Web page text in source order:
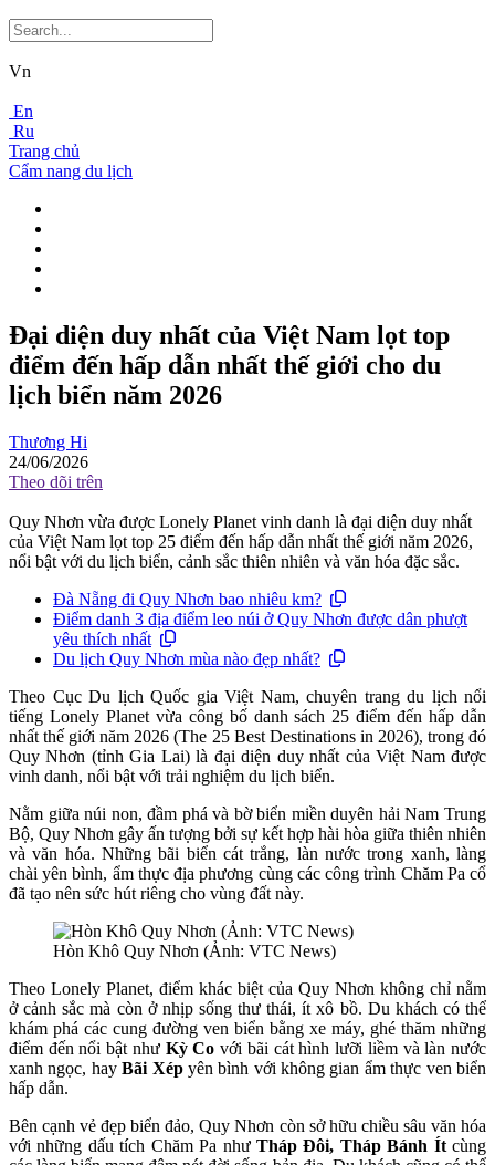
Vn
En
Ru
Trang chủ
Cẩm nang du lịch
Đại diện duy nhất của Việt Nam lọt top
điểm đến hấp dẫn nhất thế giới cho du
lịch biển năm 2026
Thương Hi
24/06/2026
Theo dõi trên
Quy Nhơn vừa được Lonely Planet vinh danh là đại diện duy nhất
của Việt Nam lọt top 25 điểm đến hấp dẫn nhất thế giới năm 2026,
nổi bật với du lịch biển, cảnh sắc thiên nhiên và văn hóa đặc sắc.
Đà Nẵng đi Quy Nhơn bao nhiêu km?
Điểm danh 3 địa điểm leo núi ở Quy Nhơn được dân phượt
yêu thích nhất
Du lịch Quy Nhơn mùa nào đẹp nhất?
Theo Cục Du lịch Quốc gia Việt Nam, chuyên trang du lịch nổi
tiếng Lonely Planet vừa công bố danh sách 25 điểm đến hấp dẫn
nhất thế giới năm 2026 (The 25 Best Destinations in 2026), trong đó
Quy Nhơn (tỉnh Gia Lai) là đại diện duy nhất của Việt Nam được
vinh danh, nổi bật với trải nghiệm du lịch biển.
Nằm giữa núi non, đầm phá và bờ biển miền duyên hải Nam Trung
Bộ, Quy Nhơn gây ấn tượng bởi sự kết hợp hài hòa giữa thiên nhiên
và văn hóa. Những bãi biển cát trắng, làn nước trong xanh, làng
chài yên bình, ẩm thực địa phương cùng các công trình Chăm Pa cổ
đã tạo nên sức hút riêng cho vùng đất này.
Hòn Khô Quy Nhơn (Ảnh: VTC News)
Theo Lonely Planet, điểm khác biệt của Quy Nhơn không chỉ nằm
ở cảnh sắc mà còn ở nhịp sống thư thái, ít xô bồ. Du khách có thể
khám phá các cung đường ven biển bằng xe máy, ghé thăm những
điểm đến nổi bật như Kỳ Co với bãi cát hình lưỡi liềm và làn nước
xanh ngọc, hayBãi Xépyên bình với không gian ẩm thực ven biển
hấp dẫn.
Bên cạnh vẻ đẹp biển đảo, Quy Nhơn còn sở hữu chiều sâu văn hóa
với những dấu tích Chăm Pa như Tháp Đôi, Tháp Bánh Ítcùng